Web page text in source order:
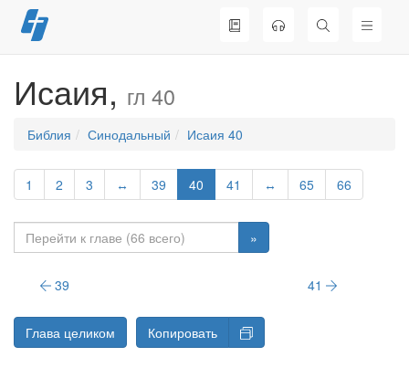
Перейти
к
Исаия, гл 40
Библия Синодальный Исаия 40
1 2 3 ↔ 39 40 41 ↔ 65 66
»
39 41
Глава целиком Копировать